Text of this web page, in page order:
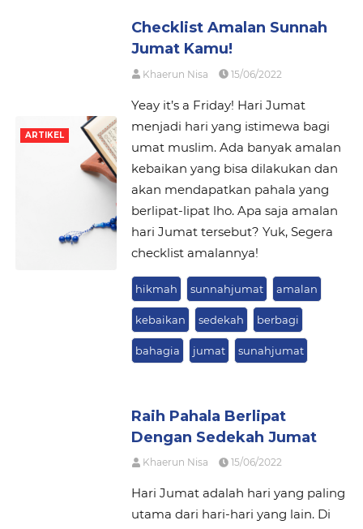
ARTIKEL
Checklist Amalan Sunnah
Jumat Kamu!
Khaerun Nisa 15/06/2022
Yeay it’s a Friday! Hari Jumat
menjadi hari yang istimewa bagi
umat muslim. Ada banyak amalan
kebaikan yang bisa dilakukan dan
akan mendapatkan pahala yang
berlipat-lipat lho. Apa saja amalan
hari Jumat tersebut? Yuk, Segera
checklist amalannya!
hikmah sunnahjumat amalan
kebaikan sedekah berbagi
bahagia jumat sunahjumat
Raih Pahala Berlipat
Dengan Sedekah Jumat
Khaerun Nisa 15/06/2022
Hari Jumat adalah hari yang paling
utama dari hari-hari yang lain. Di